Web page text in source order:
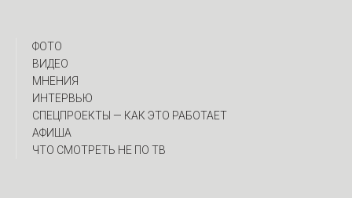
ФОТО
ВИДЕО
МНЕНИЯ
ИНТЕРВЬЮ
CПЕЦПРОЕКТЫ — КАК ЭТО РАБОТАЕТ
АФИША
ЧТО СМОТРЕТЬ НЕ ПО ТВ